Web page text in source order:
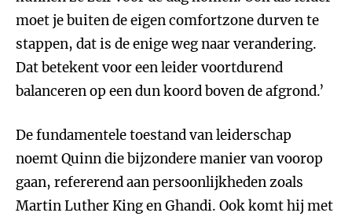
moet je buiten de eigen comfortzone durven te
stappen, dat is de enige weg naar verandering.
Dat betekent voor een leider voortdurend
balanceren op een dun koord boven de afgrond.’
De fundamentele toestand van leiderschap
noemt Quinn die bijzondere manier van voorop
gaan, refererend aan persoonlijkheden zoals
Martin Luther King en Ghandi. Ook komt hij met